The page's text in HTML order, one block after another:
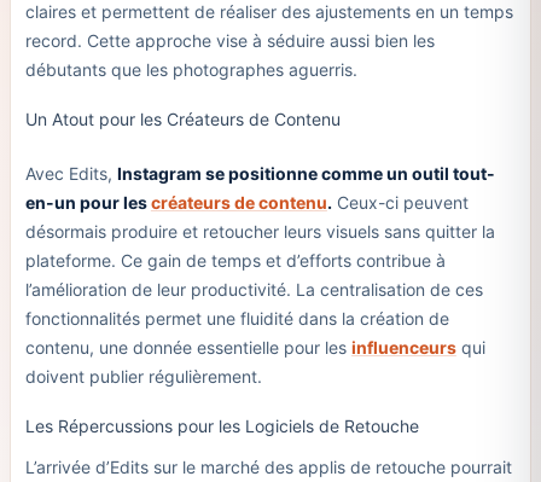
claires et permettent de réaliser des ajustements en un temps
record. Cette approche vise à séduire aussi bien les
débutants que les photographes aguerris.
Un Atout pour les Créateurs de Contenu
Avec Edits, Instagram se positionne comme un outil tout-
en-un pour lescréateurs de contenu. Ceux-ci peuvent
désormais produire et retoucher leurs visuels sans quitter la
plateforme. Ce gain de temps et d’efforts contribue à
l’amélioration de leur productivité. La centralisation de ces
fonctionnalités permet une fluidité dans la création de
contenu, une donnée essentielle pour les influenceursqui
doivent publier régulièrement.
Les Répercussions pour les Logiciels de Retouche
L’arrivée d’Edits sur le marché des applis de retouche pourrait